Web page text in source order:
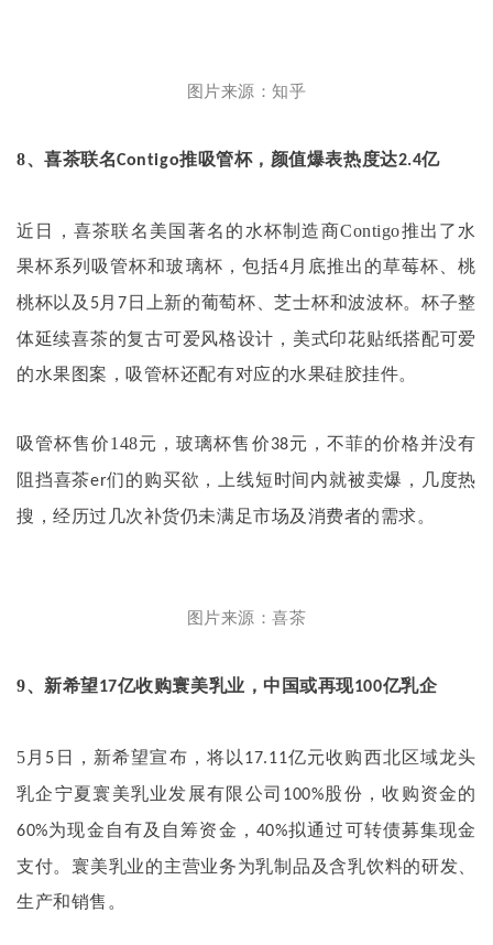
图片来源：知乎
8、喜茶联名Contigo推吸管杯，颜值爆表热度达2.4亿
近日，喜茶联名美国著名的水杯制造商Contigo推出了水
果杯系列吸管杯和玻璃杯，包括4 月底推出的草莓杯、桃
桃杯以及 5月7 日上新的葡萄杯、芝士杯和波波杯。杯子整
体延续喜茶的复古可爱风格设计，美式印花贴纸搭配可爱
的水果图案，吸管杯还配有对应的水果硅胶挂件。
吸管杯售价148元，玻璃杯售价38元，不菲的价格并没有
阻挡喜茶er们的购买欲，上线短时间内就被卖爆，几度热
搜，经历过几次补货仍未满足市场及消费者的需求。
图片来源：喜茶
9、新希望17亿收购寰美乳业，中国或再现100亿乳企
5 月 5 日，新希望宣布，将以 17.11亿元收购西北区域龙头
乳企宁夏寰美乳业发展有限公司 100% 股份，收购资金的
60%为现金自有及自筹资金， 40%拟通过可转债募集现金
支付。寰美乳业的主营业务为乳制品及含乳饮料的研发、
生产和销售。